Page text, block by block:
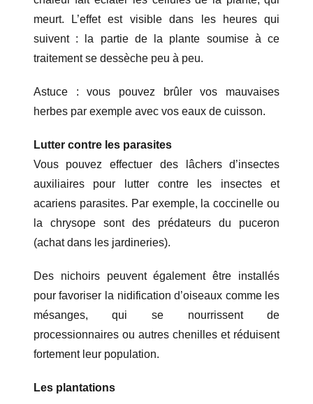
meurt. L’effet est visible dans les heures qui
suivent : la partie de la plante soumise à ce
traitement se dessèche peu à peu.
Astuce : vous pouvez brûler vos mauvaises
herbes par exemple avec vos eaux de cuisson.
Lutter contre les parasites
Vous pouvez effectuer des lâchers d’insectes
auxiliaires pour lutter contre les insectes et
acariens parasites. Par exemple, la coccinelle ou
la chrysope sont des prédateurs du puceron
(achat dans les jardineries).
Des nichoirs peuvent également être installés
pour favoriser la nidification d’oiseaux comme les
mésanges, qui se nourrissent de
processionnaires ou autres chenilles et réduisent
fortement leur population.
Les plantations